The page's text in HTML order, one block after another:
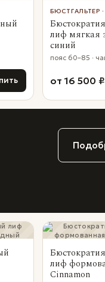
БЮСТГАЛЬТЕР
лиф мягкая
синий
пояс 60–85 ·
от 16 500 ₽
лиф
Cinnamon